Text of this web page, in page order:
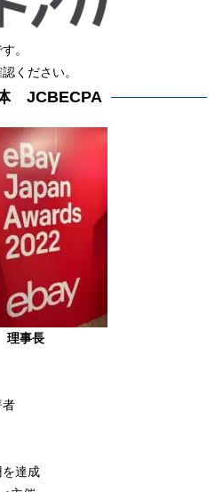
。
ください。
JCBECPA
理事長
達成